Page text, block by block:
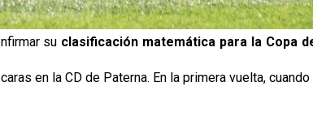
su clasificación matemática para la Copa
en la CD de Paterna. En la primera vuelta,